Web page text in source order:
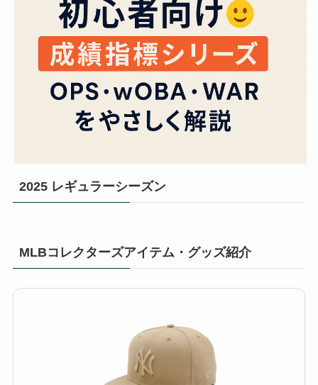
2025 レギュラーシーズン
MLBコレクターズアイテム・グッズ紹介